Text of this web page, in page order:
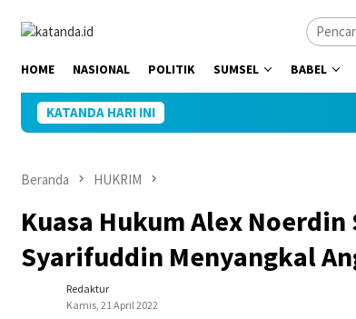
HOME NASIONAL POLITIK SUMSEL BABEL
KATANDA HARI INI
Beranda HUKRIM
Kuasa Hukum Alex Noerdin
Syarifuddin Menyangkal
Redaktur
Kamis, 21 April 2022